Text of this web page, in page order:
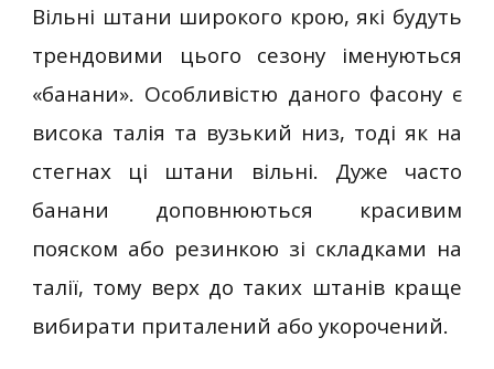
Вільні штани широкого крою, які будуть
трендовими цього сезону іменуються
«банани». Особливістю даного фасону є
висока талія та вузький низ, тоді як на
стегнах ці штани вільні. Дуже часто
банани доповнюються красивим
пояском або резинкою зі складками на
талії, тому верх до таких штанів краще
вибирати приталений або укорочений.